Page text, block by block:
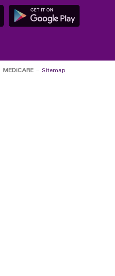
MEDiCARE- Sitemap